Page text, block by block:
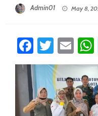
Admin01 May 8,
Facebook